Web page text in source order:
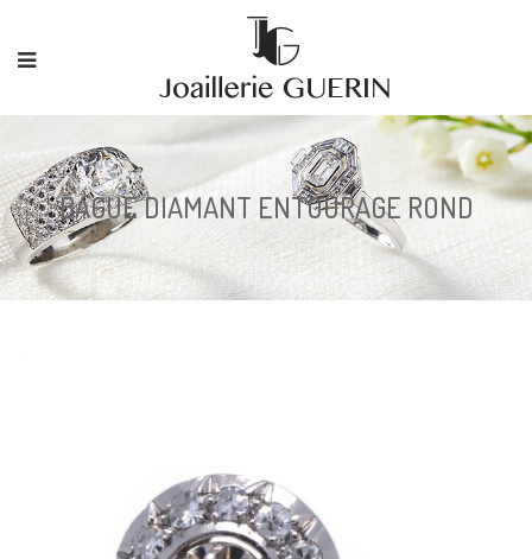
BAGUE DIAMANT ENTOURAGE ROND